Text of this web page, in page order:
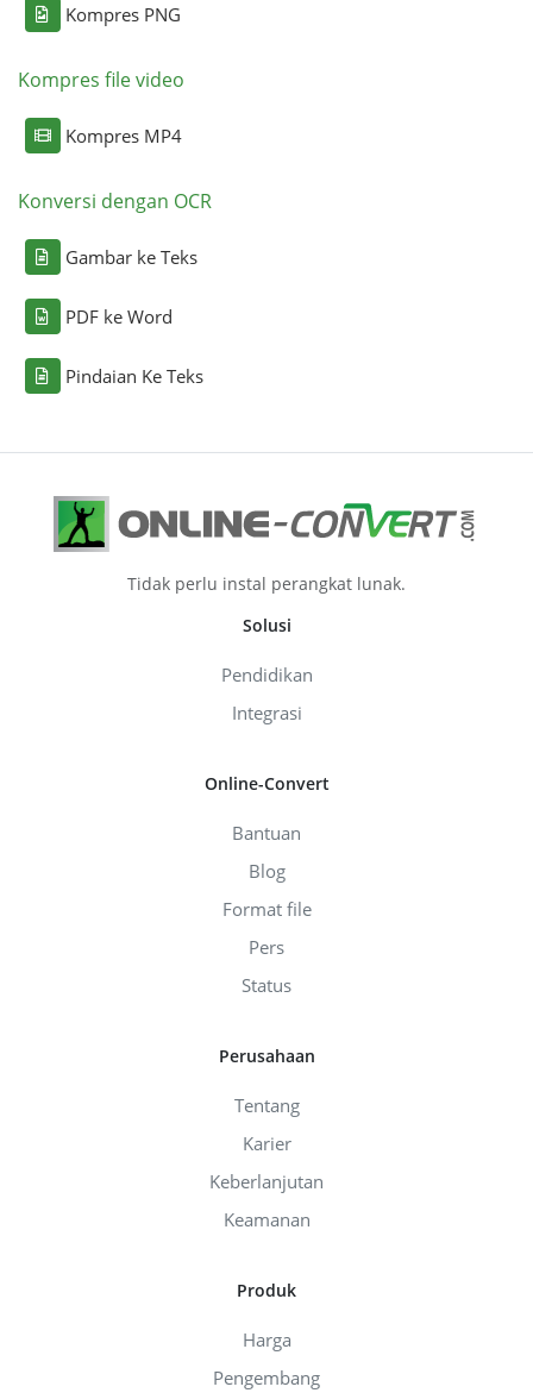
Kompres PNG
Kompres file video
Kompres MP4
Konversi dengan OCR
Gambar ke Teks
PDF ke Word
Pindaian Ke Teks
Tidak perlu instal perangkat lunak.
Solusi
Pendidikan
Integrasi
Online-Convert
Bantuan
Blog
Format file
Pers
Status
Perusahaan
Tentang
Karier
Keberlanjutan
Keamanan
Produk
Harga
Pengembang